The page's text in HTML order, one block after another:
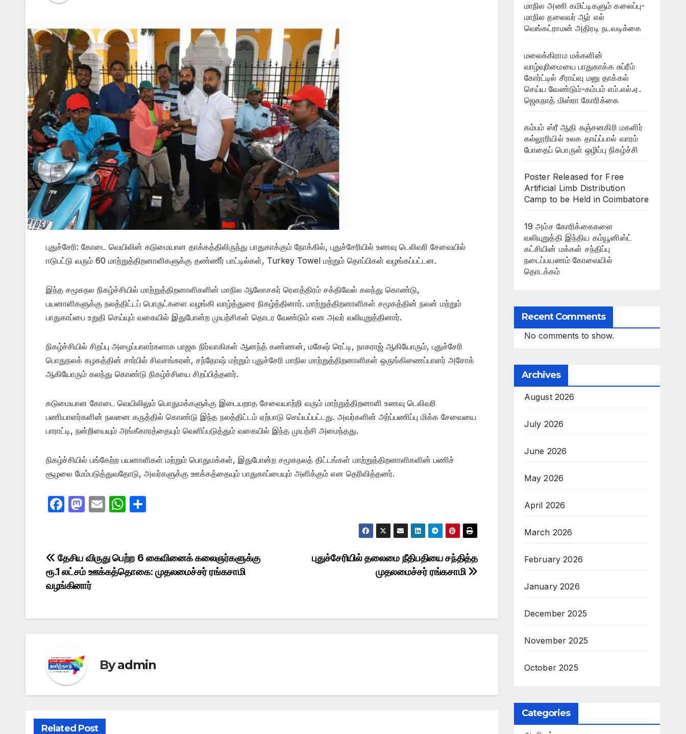
புதுச்சேரி: கோடை வெயிலின் கடுமையான தாக்கத்திலிருந்து பாதுகாக்கும் நோக்கில், புதுச்சேரியில் உணவு டெலிவரி சேவையில்
ஈடுபட்டு வரும் 60 மாற்றுத்திறனாளிகளுக்கு தண்ணீர் பாட்டில்கள், Turkey Towel மற்றும் தொப்பிகள் வழங்கப்பட்டன.
இந்த சமூகநல நிகழ்ச்சியில் மாற்றுத்திறனாளிகளின் மாநில ஆலோசகர் ரௌத்திரம் சக்திவேல் கலந்து கொண்டு,
பயனாளிகளுக்கு நலத்திட்டப் பொருட்களை வழங்கி வாழ்த்துரை நிகழ்த்தினார். மாற்றுத்திறனாளிகள் சமூகத்தின் நலன் மற்றும்
பாதுகாப்பை உறுதி செய்யும் வகையில் இதுபோன்ற முயற்சிகள் தொடர வேண்டும் என அவர் வலியுறுத்தினார்.
நிகழ்ச்சியில் சிறப்பு அழைப்பாளர்களாக பாஜக நிர்வாகிகள் ஆனந்த் கண்ணன், மகேஷ் ரெட்டி, நாகராஜ் ஆகியோரும், புதுச்சேரி
பொதுநலக் கழகத்தின் சார்பில் சிவசங்கரன், சந்தோஷ் மற்றும் புதுச்சேரி மாநில மாற்றுத்திறனாளிகள் ஒருங்கிணைப்பாளர் அசோக்
ஆகியோரும் கலந்து கொண்டு நிகழ்ச்சியை சிறப்பித்தனர்.
கடுமையான கோடை வெயிலிலும் பொதுமக்களுக்கு இடையறாத சேவையாற்றி வரும் மாற்றுத்திறனாளி உணவு டெலிவரி
பணியாளர்களின் நலனை கருத்தில் கொண்டு இந்த நலத்திட்டம் ஏற்பாடு செய்யப்பட்டது. அவர்களின் அர்ப்பணிப்பு மிக்க சேவையை
பாராட்டி, நன்றியையும் அங்கீகாரத்தையும் வெளிப்படுத்தும் வகையில் இந்த முயற்சி அமைந்தது.
நிகழ்ச்சியில் பங்கேற்ற பயனாளிகள் மற்றும் பொதுமக்கள், இதுபோன்ற சமூகநலத் திட்டங்கள் மாற்றுத்திறனாளிகளின் பணிச்
சூழலை மேம்படுத்துவதோடு, அவர்களுக்கு ஊக்கத்தையும் பாதுகாப்பையும் அளிக்கும் என தெரிவித்தனர்.
F
e
b
o
k
M
o
d
o
E
W
s
A
e
Post
navigation
புதுச்சேரியில் தலைமை நீதிபதியை சந்தித்த
முதலமைச்சர் ரங்கசாமி
தேசிய விருது பெற்ற 6 கைவினைக் கலைஞர்களுக்கு
ரூ.1 லட்சம் ஊக்கத்தொகை: முதலமைச்சர் ரங்கசாமி
வழங்கினார்
Byadmin
Related Post
மாநில அணி கமிட்டிகளும் கலைப்பு-
மாநில தலைவர் ஆர் எல்
வெங்கட்ராமன் அதிரடி நடவடிக்கை
மலைக்கிராம மக்களின்
வாழ்வுரிமையை பாதுகாக்க சுப்ரீம்
கோர்ட்டில் சீராய்வு மனு தாக்கல்
செய்ய வேண்டும்-கம்பம் எம்.எல்.ஏ.
ஜெகநாத் மிஸ்ரா கோரிக்கை
கம்பம் ஸ்ரீ ஆதி சுஞ்சனகிரி மகளிர்
கல்லூரியில் உலக தாய்ப்பால் வாரம்
போதைப் பொருள் ஒழிப்பு நிகழ்ச்சி
Poster Released for Free
Artificial Limb Distribution
Camp to be Held in Coimbatore
19 அம்ச கோரிக்கைகளை
வலியுறுத்தி இந்திய கம்யூனிஸ்ட்
கட்சியின் மக்கள் சந்திப்பு
நடைப்பயணம் கோவையில்
தொடக்கம்
Recent Comments
No comments to show.
Archives
August 2026
July 2026
June 2026
May 2026
April 2026
March 2026
February 2026
January 2026
December 2025
November 2025
October 2025
Categories